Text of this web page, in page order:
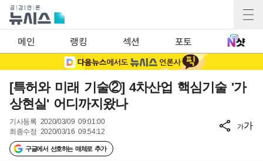
메인 랭킹 섹션 포토
[특허와 미래 기술②] 4차산업 핵심기술 '가
상현실' 어디까지왔나
기사등록 2020/03/09 09:01:00
최종수정 2020/03/16 09:54:12
구글에서 선호하는 매체로 추가
가가